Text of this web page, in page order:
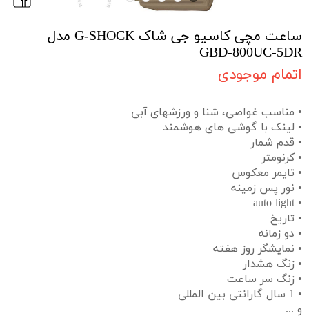
ساعت مچی کاسیو جی شاک G-SHOCK مدل
GBD-800UC-5DR
اتمام موجودی
• مناسب غواصی، شنا و ورزشهای آبی
• لینک با گوشی های هوشمند
• قدم شمار
• کرنومتر
• تایمر معکوس
• نور پس زمینه
• auto light
• تاریخ
• دو زمانه
• نمایشگر روز هفته
• زنگ هشدار
• زنگ سر ساعت
• 1 سال گارانتی بین المللی
و ...